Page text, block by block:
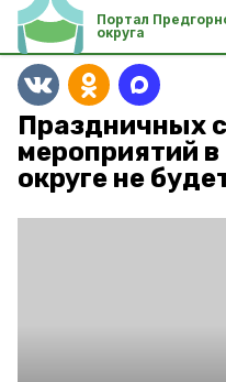
Портал
округа
Праздничных
мероприятий
округе не